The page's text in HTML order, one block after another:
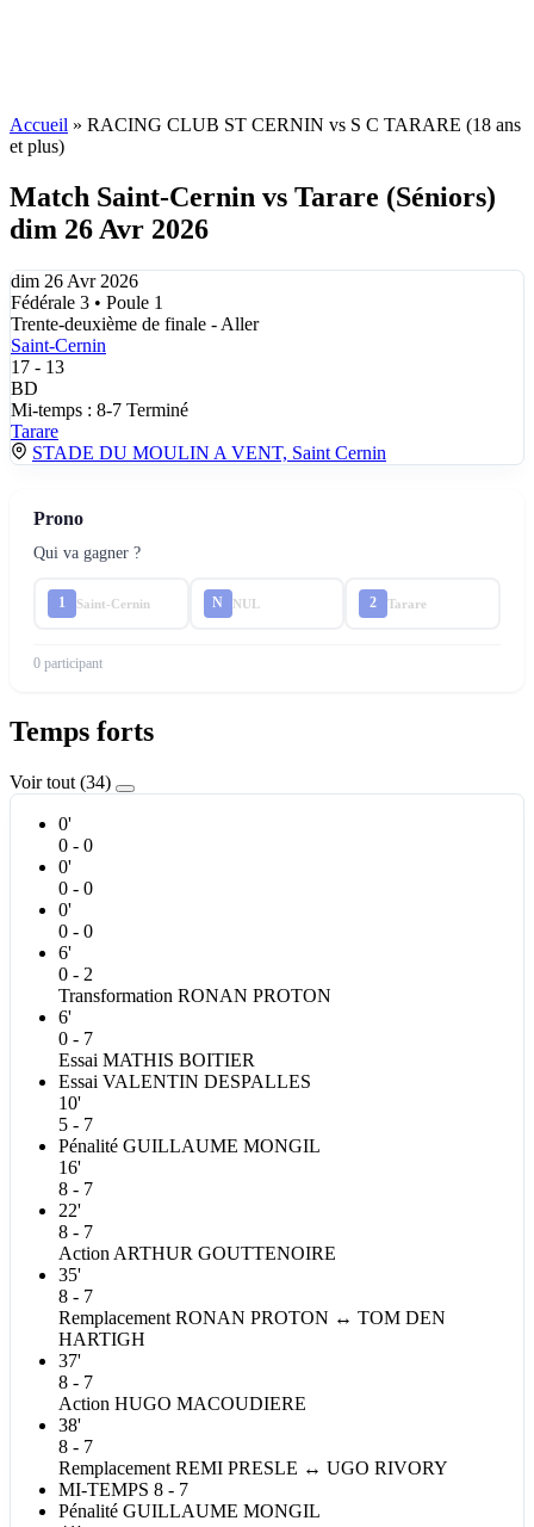
Accueil » RACING CLUB ST CERNIN vs S C TARARE (18 ans
et plus)
Match Saint-Cernin vs Tarare (Séniors)
dim 26 Avr 2026
dim 26 Avr 2026
Fédérale 3 • Poule 1
Trente-deuxième de finale - Aller
Saint-Cernin
17 - 13
BD
Mi-temps : 8-7 Terminé
Tarare
STADE DU MOULIN A VENT, Saint Cernin
Prono
Qui va gagner ?
1 Saint-Cernin N NUL 2 Tarare
0 participant
Temps forts
Voir tout (34)
0'
0 - 0
0'
0 - 0
0'
0 - 0
6'
0 - 2
Transformation RONAN PROTON
6'
0 - 7
Essai MATHIS BOITIER
Essai VALENTIN DESPALLES
10'
5 - 7
Pénalité GUILLAUME MONGIL
16'
8 - 7
22'
8 - 7
Action ARTHUR GOUTTENOIRE
35'
8 - 7
Remplacement RONAN PROTON ↔ TOM DEN
HARTIGH
37'
8 - 7
Action HUGO MACOUDIERE
38'
8 - 7
Remplacement REMI PRESLE ↔ UGO RIVORY
MI-TEMPS 8 - 7
Pénalité GUILLAUME MONGIL